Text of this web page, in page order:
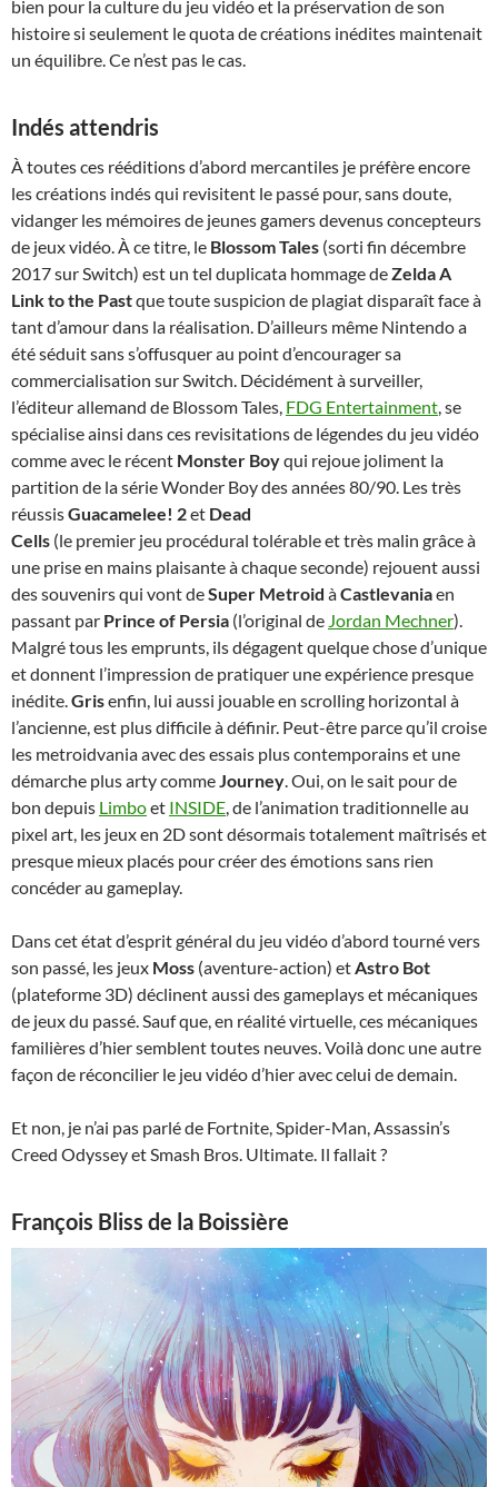
bien pour la culture du jeu vidéo et la préservation de son
histoire si seulement le quota de créations inédites maintenait
un équilibre. Ce n’est pas le cas.
Indés attendris
À toutes ces rééditions d’abord mercantiles je préfère encore
les créations indés qui revisitent le passé pour, sans doute,
vidanger les mémoires de jeunes gamers devenus concepteurs
de jeux vidéo. À ce titre, le Blossom Tales (sorti fin décembre
2017 sur Switch) est un tel duplicata hommage deZelda A
Link to the Pastque toute suspicion de plagiat disparaît face à
tant d’amour dans la réalisation. D’ailleurs même Nintendo a
été séduit sans s’offusquer au point d’encourager sa
commercialisation sur Switch. Décidément à surveiller,
l’éditeur allemand de Blossom Tales, FDG Entertainment , se
spécialise ainsi dans ces revisitations de légendes du jeu vidéo
comme avec le récent Monster Boyqui rejoue joliment la
partition de la série Wonder Boy des années 80/90. Les très
réussisGuacamelee! 2et Dead
Cells (le premier jeu procédural tolérable et très malin grâce à
une prise en mains plaisante à chaque seconde) rejouent aussi
des souvenirs qui vont deSuper Metroid àCastlevaniaen
passant par Prince of Persia (l’original de Jordan Mechner).
Malgré tous les emprunts, ils dégagent quelque chose d’unique
et donnent l’impression de pratiquer une expérience presque
inédite. Grisenfin, lui aussi jouable en scrolling horizontal à
l’ancienne, est plus difficile à définir. Peut-être parce qu’il croise
les metroidvania avec des essais plus contemporains et une
démarche plus arty comme Journey . Oui, on le sait pour de
bon depuis Limboet INSIDE , de l’animation traditionnelle au
pixel art, les jeux en 2D sont désormais totalement maîtrisés et
presque mieux placés pour créer des émotions sans rien
concéder au gameplay.
Dans cet état d’esprit général du jeu vidéo d’abord tourné vers
son passé, les jeux Moss (aventure-action) et Astro Bot
(plateforme 3D) déclinent aussi des gameplays et mécaniques
de jeux du passé. Sauf que, en réalité virtuelle, ces mécaniques
familières d’hier semblent toutes neuves. Voilà donc une autre
façon de réconcilier le jeu vidéo d’hier avec celui de demain.
Et non, je n’ai pas parlé de Fortnite, Spider-Man, Assassin’s
Creed Odyssey et Smash Bros. Ultimate. Il fallait ?
François Bliss de la Boissière